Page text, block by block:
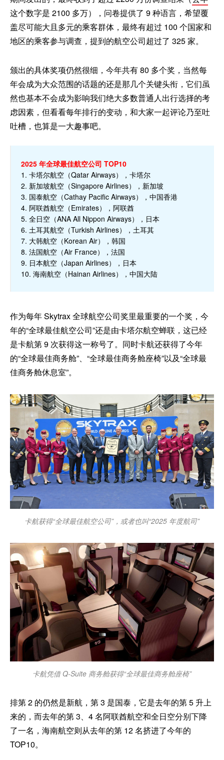
这个数字是 2100 多万），问卷提供了 9 种语言，希望覆
盖尽可能大且多元的乘客群体，最终有超过 100 个国家和
地区的乘客参与调查，提到的航空公司超过了 325 家。
颁出的具体奖项仍然很细，今年共有 80 多个奖，当然每
年会成为大众范围的话题的还是那几个关键头衔，它们虽
然也基本不会成为影响我们绝大多数普通人出行选择的考
虑因素，但看看每年排行的变动，和大家一起评论乃至吐
吐槽，也算是一大趣事吧。
2025 年全球最佳航空公司 TOP10
1. 卡塔尔航空（Qatar Airways），卡塔尔
2. 新加坡航空（Singapore Airlines），新加坡
3. 国泰航空（Cathay Pacific Airways），中国香港
4. 阿联酋航空（Emirates），阿联酋
5. 全日空（ANA All Nippon Airways），日本
6. 土耳其航空（Turkish Airlines），土耳其
7. 大韩航空（Korean Air），韩国
8. 法国航空（Air France），法国
9. 日本航空（Japan Airlines），日本
10. 海南航空（Hainan Airlines），中国大陆
作为每年 Skytrax 全球航空公司奖里最重要的一个奖，今
年的“全球最佳航空公司”还是由卡塔尔航空蝉联，这已经
是卡航第 9 次获得这一称号了。同时卡航还获得了今年
的“全球最佳商务舱”、“全球最佳商务舱座椅”以及“全球最
佳商务舱休息室”。
卡航获得“全球最佳航空公司”，或者也叫“2025 年度航司”
卡航凭借 Q-Suite 商务舱获得“全球最佳商务舱座椅”
排第 2 的仍然是新航，第 3 是国泰，它是去年的第 5 升上
来的，而去年的第 3、4 名阿联酋航空和全日空分别下降
了一名，海南航空则从去年的第 12 名挤进了今年的
TOP10。